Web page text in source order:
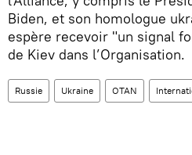
Biden, et son homologue
espère recevoir "un signal
de Kiev dans l’Organisation.
Russie Ukraine OTAN